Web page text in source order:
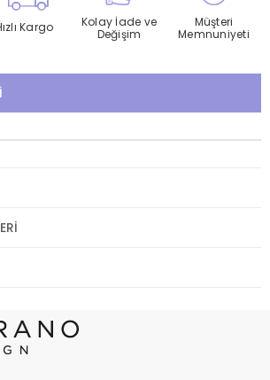
Kargo
Kolay İade ve
Değişim
Müşteri
Memnuniyeti